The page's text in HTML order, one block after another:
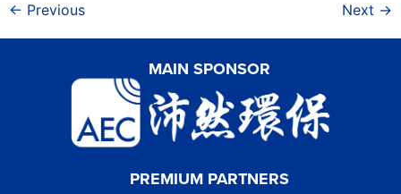
← Previous Next →
MAIN SPONSOR
PREMIUM PARTNERS